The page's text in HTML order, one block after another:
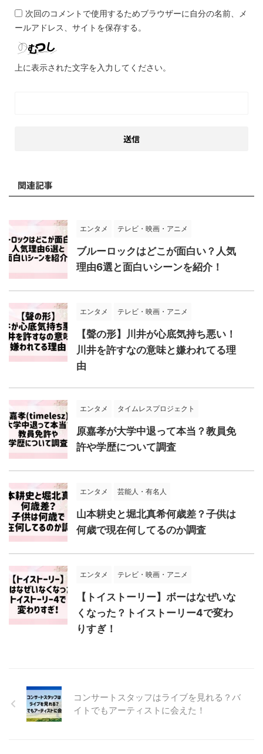
次回のコメントで使用するためブラウザーに自分の名前、メ
ールアドレス、サイトを保存する。
上に表示された文字を入力してください。
関連記事
エンタメ テレビ・映画・アニメ
ブルーロックはどこが面白い？人気
理由6選と面白いシーンを紹介！
エンタメ テレビ・映画・アニメ
【聲の形】川井が心底気持ち悪い！
川井を許すなの意味と嫌われてる理
由
エンタメ タイムレスプロジェクト
原嘉孝が大学中退って本当？教員免
許や学歴について調査
エンタメ 芸能人・有名人
山本耕史と堀北真希何歳差？子供は
何歳で現在何してるのか調査
エンタメ テレビ・映画・アニメ
【トイストーリー】ボーはなぜいな
くなった？トイストーリー4で変わ
りすぎ！
コンサートスタッフはライブを見れる？バ
イトでもアーティストに会えた！